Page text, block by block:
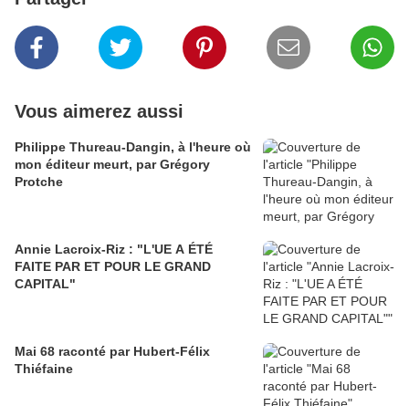
Vous aimerez aussi
Philippe Thureau-Dangin, à l'heure où
mon éditeur meurt, par Grégory
Protche
Annie Lacroix-Riz : "L'UE A ÉTÉ
FAITE PAR ET POUR LE GRAND
CAPITAL"
Mai 68 raconté par Hubert-Félix
Thiéfaine